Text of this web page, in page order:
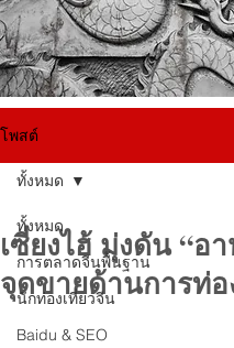
โพสต์
ทั้งหมด
การตลาดจีนพื้นฐาน
นักท่องเที่ยวจีน
Baidu & SEO
ทั้งหมด
เซี่ยงไฮ้ มุ่งดัน “อ
จุดขายด้านการท่อ